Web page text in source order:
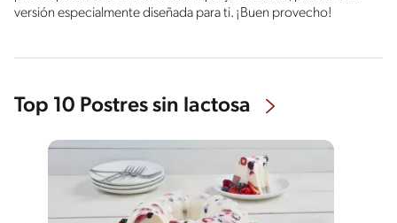
versión especialmente diseñada para ti. ¡Buen provecho!
Top 10 Postres sin lactosa